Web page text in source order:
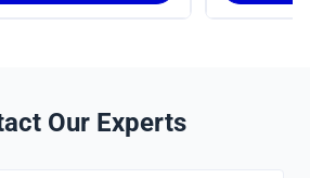
Our Experts